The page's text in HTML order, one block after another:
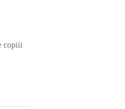
copiii